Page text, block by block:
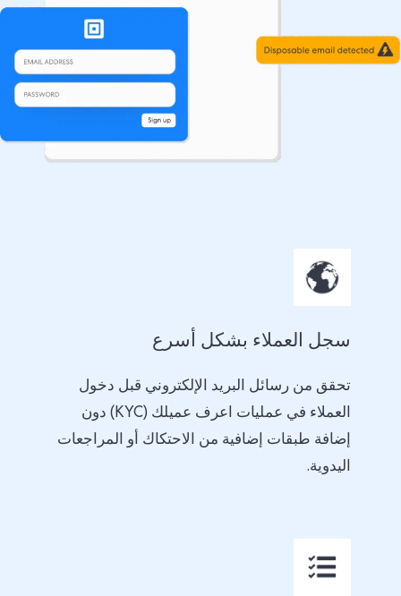
سجل العملاء بشكل أسرع
تحقق من رسائل البريد الإلكتروني قبل دخول
العملاء في عمليات اعرف عميلك (KYC) دون
إضافة طبقات إضافية من الاحتكاك أو المراجعات
اليدوية.